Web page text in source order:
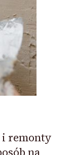
i remonty